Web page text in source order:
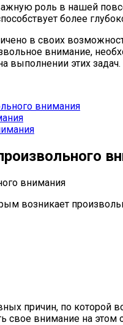
роль в нашей
более
в своих
внимание,
выполнении этих задач.
внимания
возникает
причин, по
свое внимание на этом